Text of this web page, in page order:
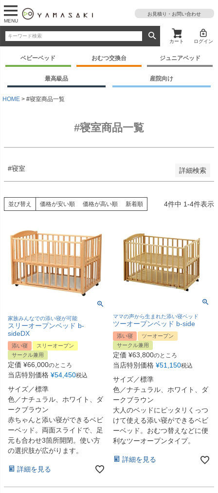
MENU
お見積り・お問い合わせ
カート ログイン
ベビーベッド おむつ交換台 ジュニアベッド
最高級品 産院向け
HOME #寝室商品一覧
#寝室商品一覧
#寝室 詳細検索
予約商品
予約商品のみを表示
並び順
新着順
登録順
価格が安い順
価格が高い順
キーワードヒット順
検索
並び替え 価格が安い順 価格が高い順 新着順 4件中 1-4件表示
家族みんなでの添い寝が可能
スリーオープンベッド b-
sideDX
添い寝
スリーオープン
サークル兼用
定価 ¥66,000のところ
当店特別価格 ¥54,450税込
サイズ／標準
色／ナチュラル、ホワイト、ダ
ークブラウン
赤ちゃんと添い寝ができるベビ
ーベッド。両面スライドで、足
元も合わせ3箇所開閉。使い方
の選択肢が広がります。
詳細を見る
ママの声から生まれた添い寝ベッド
ツーオープンベッド b-side
添い寝
ツーオープン
サークル兼用
定価 ¥63,800のところ
当店特別価格 ¥51,150税込
サイズ／標準
色／ナチュラル、ホワイト、ダ
ークブラウン
大人のベッドにピッタリくっつ
けて使える添い寝ができるベビ
ーベッド。おむつ替えなどに便
利なツーオープンタイプ。
詳細を見る